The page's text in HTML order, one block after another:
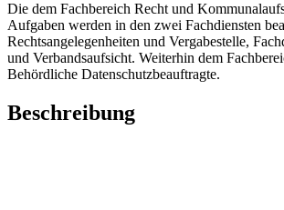
Die dem Fachbereich Recht und
Aufgaben werden in den zwei Fachdiensten
Rechtsangelegenheiten und Vergabestelle,
und Verbandsaufsicht. Weiterhin dem
Behördliche Datenschutzbeauftragte.
Beschreibung